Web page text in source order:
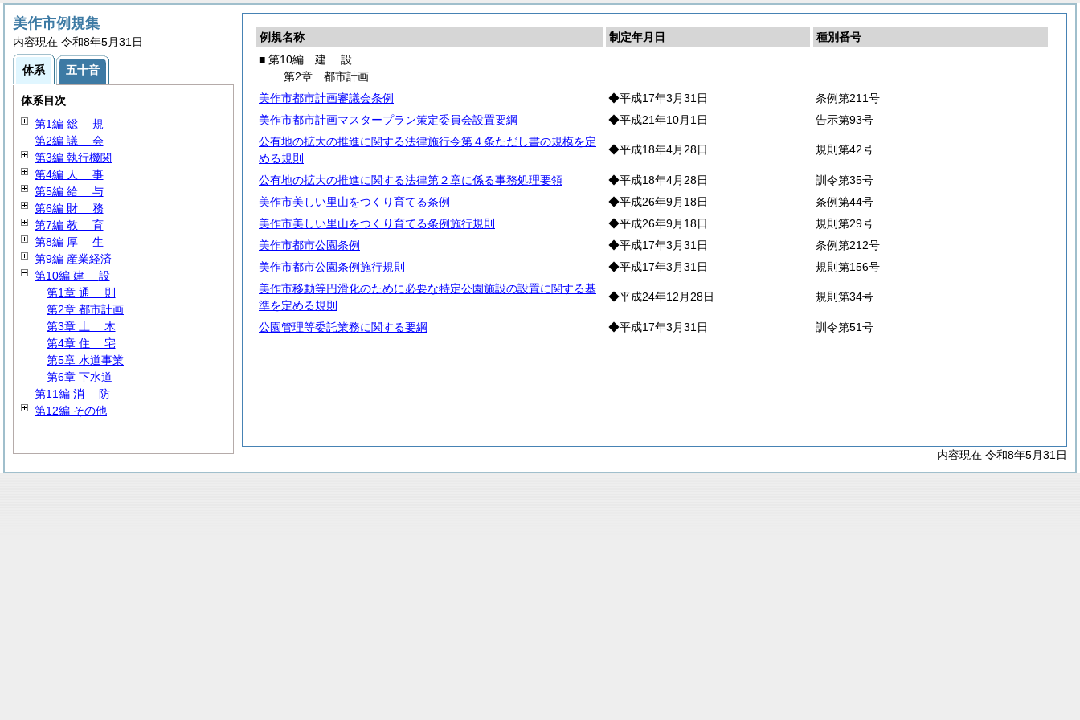
例規名称 制定年月日
種別番号
■ 第10編 建 設
第2章 都市計画
美作市都市計画審議会条例
◆平成17年3月31日
条例第211号
美作市都市計画マスタープラン策定委員会設置要綱
◆平成21年10月1日
告示第93号
公有地の拡大の推進に関する法律施行令第４条ただし書の規模を定
める規則
◆平成18年4月28日 規則第42号
公有地の拡大の推進に関する法律第２章に係る事務処理要領 ◆平成18年4月28日
訓令第35号
美作市美しい里山をつくり育てる条例
◆平成26年9月18日
条例第44号
美作市美しい里山をつくり育てる条例施行規則
◆平成26年9月18日
規則第29号
美作市都市公園条例
◆平成17年3月31日
条例第212号
美作市都市公園条例施行規則
◆平成17年3月31日
規則第156号
美作市移動等円滑化のために必要な特定公園施設の設置に関する基
準を定める規則
◆平成24年12月28日 規則第34号
公園管理等委託業務に関する要綱 ◆平成17年3月31日 訓令第51号
内容現在 令和8年5月31日
美作市例規集
内容現在 令和8年5月31日
体系 五十音
体系目次
第1編 総 規
第2編 議 会
第3編 執行機関
第4編 人 事
第5編 給 与
第6編 財 務
第7編 教 育
第8編 厚 生
第9編 産業経済
第10編 建 設
第1章 通 則
第2章 都市計画
第3章 土 木
第4章 住 宅
第5章 水道事業
第6章 下水道
第11編 消 防
第12編 その他